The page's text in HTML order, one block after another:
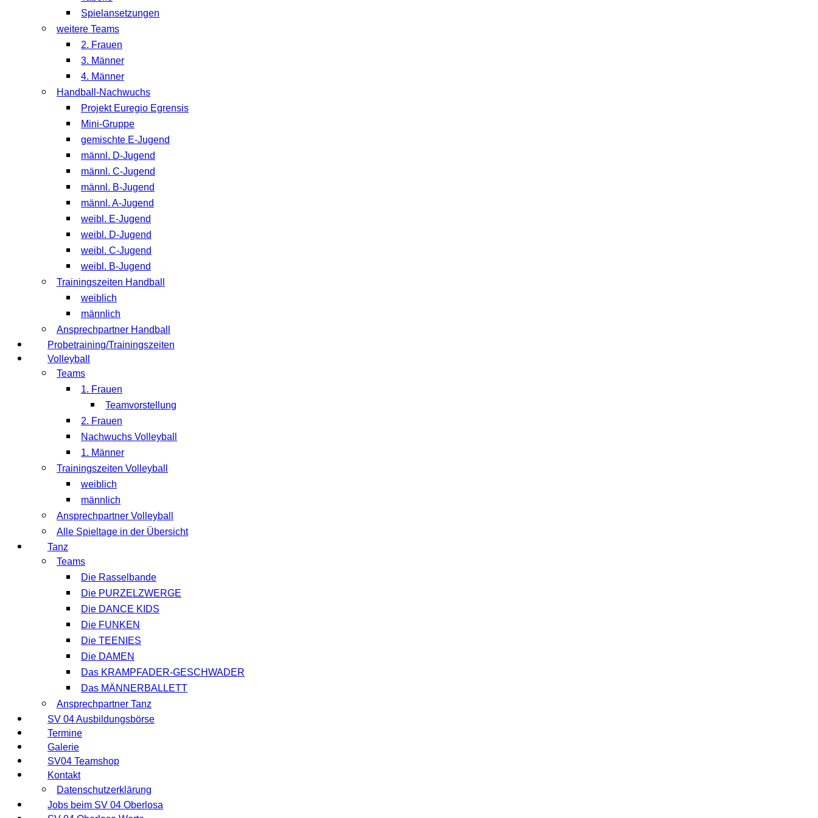
Spielansetzungen
weitere Teams
2. Frauen
3. Männer
4. Männer
Handball-Nachwuchs
Projekt Euregio Egrensis
Mini-Gruppe
gemischte E-Jugend
männl. D-Jugend
männl. C-Jugend
männl. B-Jugend
männl. A-Jugend
weibl. E-Jugend
weibl. D-Jugend
weibl. C-Jugend
weibl. B-Jugend
Trainingszeiten Handball
weiblich
männlich
Ansprechpartner Handball
Probetraining/Trainingszeiten
Volleyball
Teams
1. Frauen
Teamvorstellung
2. Frauen
Nachwuchs Volleyball
1. Männer
Trainingszeiten Volleyball
weiblich
männlich
Ansprechpartner Volleyball
Alle Spieltage in der Übersicht
Tanz
Teams
Die Rasselbande
Die PURZELZWERGE
Die DANCE KIDS
Die FUNKEN
Die TEENIES
Die DAMEN
Das KRAMPFADER-GESCHWADER
Das MÄNNERBALLETT
Ansprechpartner Tanz
SV 04 Ausbildungsbörse
Termine
Galerie
SV04 Teamshop
Kontakt
Datenschutzerklärung
Jobs beim SV 04 Oberlosa